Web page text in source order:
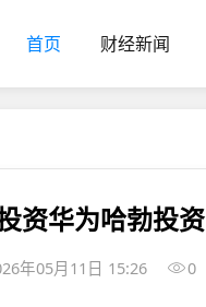
首页 财经新闻
资华为哈勃投资
年05月11日 15:26 0